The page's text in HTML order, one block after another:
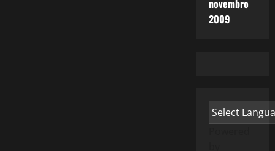
novembro
2009